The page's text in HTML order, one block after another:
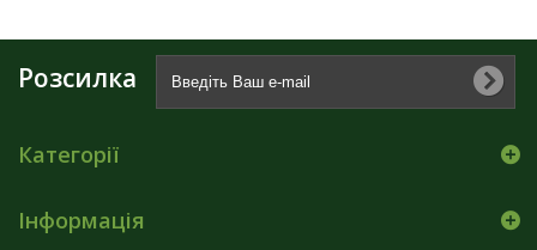
Розсилка
Категорії
Інформація